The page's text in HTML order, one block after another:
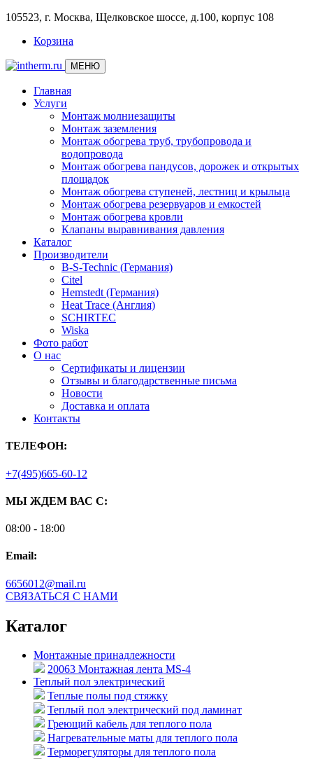
105523, г. Москва, Щелковское шоссе, д.100, корпус 108
Корзина
МЕНЮ
Главная
Услуги
Монтаж молниезащиты
Монтаж заземления
Монтаж обогрева труб, трубопровода и
водопровода
Монтаж обогрева пандусов, дорожек и открытых
площадок
Монтаж обогрева ступеней, лестниц и крыльца
Монтаж обогрева резервуаров и емкостей
Монтаж обогрева кровли
Клапаны выравнивания давления
Каталог
Производители
B-S-Technic (Германия)
Citel
Hemstedt (Германия)
Heat Trace (Англия)
SCHIRTEC
Wiska
Фото работ
О нас
Сертификаты и лицензии
Отзывы и благодарственные письма
Новости
Доставка и оплата
Контакты
ТЕЛЕФОН:
+7(495)665-60-12
МЫ ЖДЕМ ВАС С:
08:00 - 18:00
Email:
6656012@mail.ru
СВЯЗАТЬСЯ С НАМИ
Каталог
Монтажные принадлежности
20063 Монтажная лента MS-4
Теплый пол электрический
Теплые полы под стяжку
Теплый пол электрический под ламинат
Греющий кабель для теплого пола
Нагревательные маты для теплого пола
Терморегуляторы для теплого пола